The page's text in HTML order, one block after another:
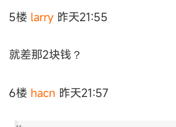
5楼 larry 昨天21:55
就差那2块钱？
6楼 hacn 昨天21:57